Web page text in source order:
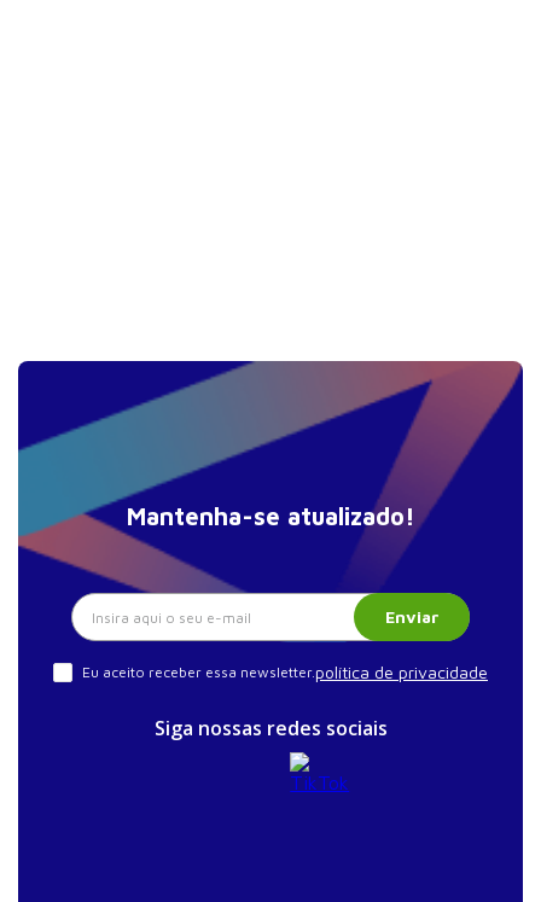
Mantenha-se atualizado!
Enviar
Eu aceito receber essa newsletter.política de privacidade
Siga nossas redes sociais